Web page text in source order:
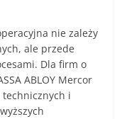
nie zależy
ale przede
Dla firm o
ABLOY Mercor
i